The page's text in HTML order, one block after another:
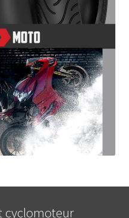
cyclomoteur